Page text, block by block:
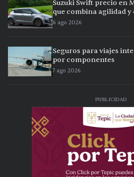
Suzuki Swift precio en
que combina agilidad
6 ago 2026
Seguros para viajes
por componentes
7 ago 2026
PUBLICIDAD